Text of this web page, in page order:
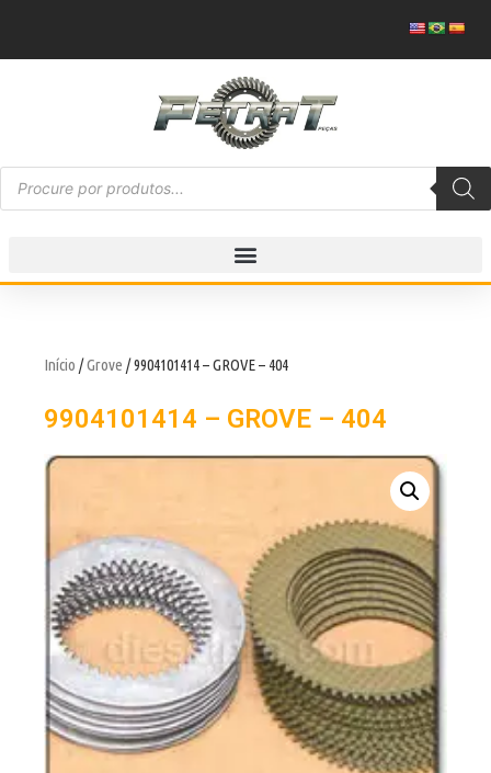
Início /Grove / 9904101414 – GROVE – 404
9904101414 – GROVE – 404